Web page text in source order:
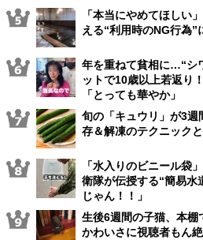
「本当にやめてほし
える“利用時のNG行為”
年を重ねて貧相に…“シ
ットで10歳以上若返り
「とっても華やか」
旬の「キュウリ」が3
存＆解凍のテクニック
「水入りのビニール
衛隊が伝授する“簡易水
じゃん！！」
生後6週間の子猫、本
かわいさに視聴者もん